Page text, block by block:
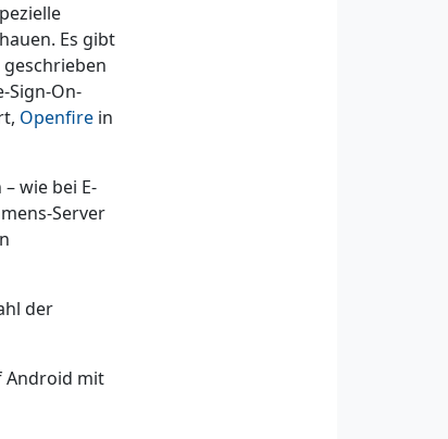
Es gibt
Sign-On-
Openfire in
wie bei E-
Server
der
Android mit